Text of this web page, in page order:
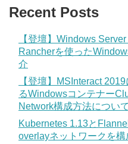
Recent Posts
【登壇】Windows
Rancherを使った
介
【登壇】MSInteract
るWindowsコンテナー
Network構成方法につい
Kubernetes 1.13と
overlayネットワークを